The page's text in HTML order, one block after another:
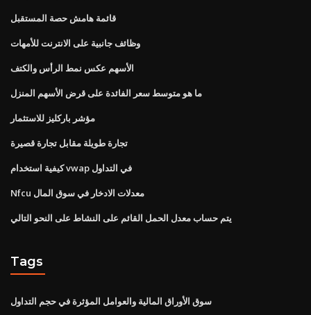
قائمة هامش حصة المستقبل
وظائف جانبية على الانترنت للأمهات
الأسهم عكس نمط الرأس والكتف
ما هو متوسط ​​سعر الفائدة على قرض الأسهم المنزل
مؤشر باركليز للاستثمار
تجارة طويلة مقابل تجارة قصيرة
كيفية استخدام vwap في التداول
Nfcu معدلات الادخار في سوق المال
يتم حساب معدل الحمل القائم على النشاط على النحو التالي
Tags
سوق الأوراق المالية والعوامل المؤثرة في حجم التداول